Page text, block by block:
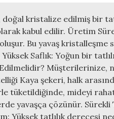
kristalize edilmiş bir
kabul edilir. Üretim
Bu yavaş kristalleşme
Saflık: Yoğun bir
Müşterilerinize,
Kaya şekeri, halk
tüketildiğinde, mideyi
yavaşça çözünür.
Yüksek tatlılık derecesi